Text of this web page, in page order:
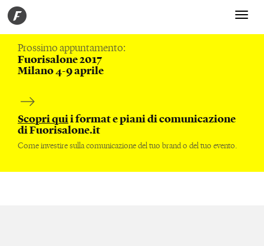
Toggle
Prossimo appuntamento:
Fuorisalone 2017
Milano 4-9 aprile
Scopri quii format e piani di comunicazione
di Fuorisalone.it
Come investire sulla comunicazione del tuo brand o del tuo evento.